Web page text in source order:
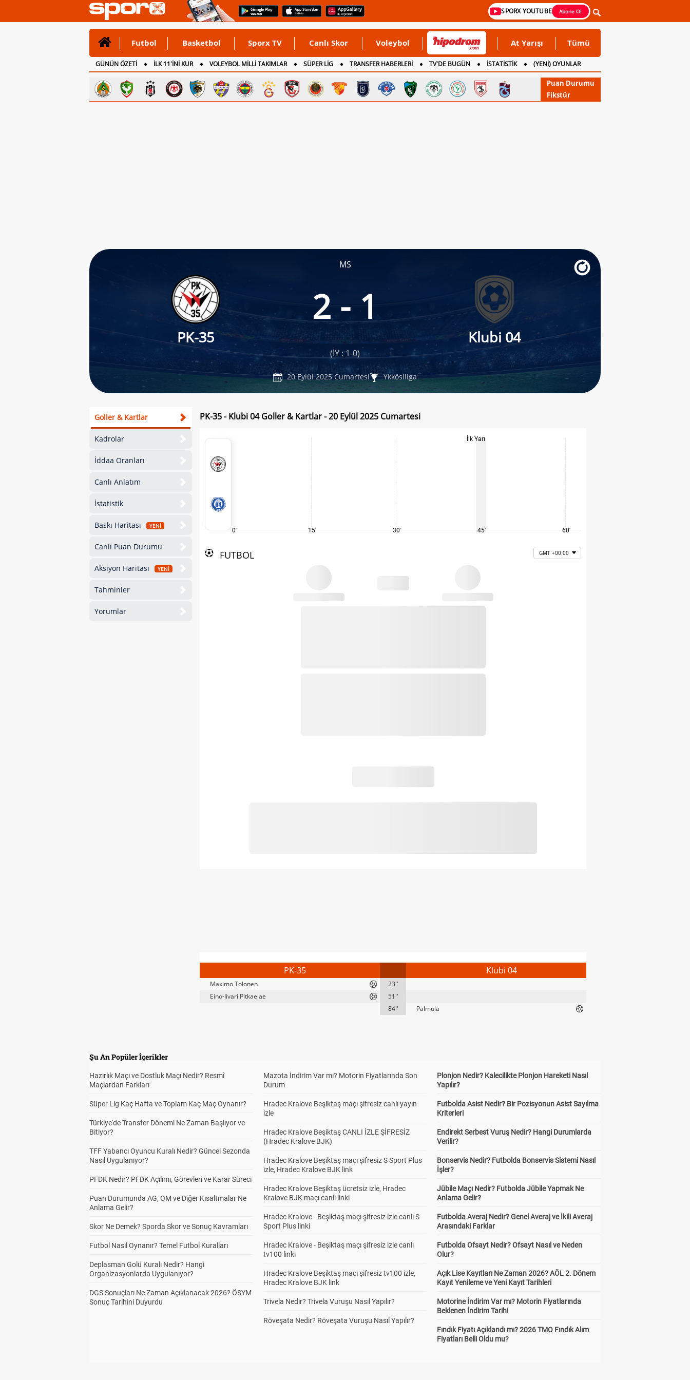
SPORX YOUTUBE Abone Ol
Futbol Basketbol Sporx TV Canlı Skor Voleybol At Yarışı Tümü
GÜNÜN ÖZETİ İLK 11'İNİ KUR VOLEYBOL MİLLİ TAKIMLAR SÜPER LİG TRANSFER HABERLERİ TV'DE BUGÜN İSTATİSTİK
(YENİ) OYUNLAR
CANLI ANLATIM
İNGİLTERE
Puan Durumu
Fikstür
MS
PK-35
2 - 1
Klubi 04
(İY : 1-0)
20 Eylül 2025 Cumartesi Ykkösliiga
Goller & Kartlar
Kadrolar
İddaa Oranları
Canlı Anlatım
İstatistik
Baskı Haritası YENİ
Canlı Puan Durumu
Aksiyon Haritası YENİ
Tahminler
Yorumlar
PK-35 - Klubi 04 Goller & Kartlar - 20 Eylül 2025 Cumartesi
0' 15' 30'
İlk Yarı
45' 60'
FUTBOL GMT +00:00
PK-35 Klubi 04
Maximo Tolonen
23''
Eino-Iivari Pitkaelae
51''
84''
Palmula
Şu An Popüler İçerikler
Hazırlık Maçı ve Dostluk Maçı Nedir? Resmî
Maçlardan Farkları
Süper Lig Kaç Hafta ve Toplam Kaç Maç Oynanır?
Türkiye'de Transfer Dönemi Ne Zaman Başlıyor ve
Bitiyor?
TFF Yabancı Oyuncu Kuralı Nedir? Güncel Sezonda
Nasıl Uygulanıyor?
PFDK Nedir? PFDK Açılımı, Görevleri ve Karar Süreci
Puan Durumunda AG, OM ve Diğer Kısaltmalar Ne
Anlama Gelir?
Skor Ne Demek? Sporda Skor ve Sonuç Kavramları
Futbol Nasıl Oynanır? Temel Futbol Kuralları
Deplasman Golü Kuralı Nedir? Hangi
Organizasyonlarda Uygulanıyor?
DGS Sonuçları Ne Zaman Açıklanacak 2026? ÖSYM
Sonuç Tarihini Duyurdu
Mazota İndirim Var mı? Motorin Fiyatlarında Son
Durum
Hradec Kralove Beşiktaş maçı şifresiz canlı yayın
izle
Hradec Kralove Beşiktaş CANLI İZLE ŞİFRESİZ
(Hradec Kralove BJK)
Hradec Kralove Beşiktaş maçı şifresiz S Sport Plus
izle, Hradec Kralove BJK link
Hradec Kralove Beşiktaş ücretsiz izle, Hradec
Kralove BJK maçı canlı linki
Hradec Kralove - Beşiktaş maçı şifresiz izle canlı S
Sport Plus linki
Hradec Kralove - Beşiktaş maçı şifresiz izle canlı
tv100 linki
Hradec Kralove Beşiktaş maçı şifresiz tv100 izle,
Hradec Kralove BJK link
Trivela Nedir? Trivela Vuruşu Nasıl Yapılır?
Röveşata Nedir? Röveşata Vuruşu Nasıl Yapılır?
Plonjon Nedir? Kalecilikte Plonjon Hareketi Nasıl
Yapılır?
Futbolda Asist Nedir? Bir Pozisyonun Asist Sayılma
Kriterleri
Endirekt Serbest Vuruş Nedir? Hangi Durumlarda
Verilir?
Bonservis Nedir? Futbolda Bonservis Sistemi Nasıl
İşler?
Jübile Maçı Nedir? Futbolda Jübile Yapmak Ne
Anlama Gelir?
Futbolda Averaj Nedir? Genel Averaj ve İkili Averaj
Arasındaki Farklar
Futbolda Ofsayt Nedir? Ofsayt Nasıl ve Neden
Olur?
Açık Lise Kayıtları Ne Zaman 2026? AÖL 2. Dönem
Kayıt Yenileme ve Yeni Kayıt Tarihleri
Motorine İndirim Var mı? Motorin Fiyatlarında
Beklenen İndirim Tarihi
Fındık Fiyatı Açıklandı mı? 2026 TMO Fındık Alım
Fiyatları Belli Oldu mu?